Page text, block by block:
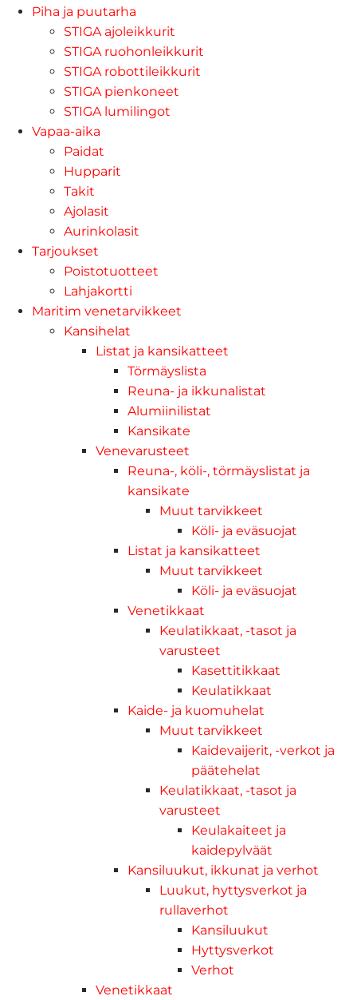
Piha ja puutarha
STIGA ajoleikkurit
STIGA ruohonleikkurit
STIGA robottileikkurit
STIGA pienkoneet
STIGA lumilingot
Vapaa-aika
Paidat
Hupparit
Takit
Ajolasit
Aurinkolasit
Tarjoukset
Poistotuotteet
Lahjakortti
Maritim venetarvikkeet
Kansihelat
Listat ja kansikatteet
Törmäyslista
Reuna- ja ikkunalistat
Alumiinilistat
Kansikate
Venevarusteet
Reuna-, köli-, törmäyslistat ja
kansikate
Muut tarvikkeet
Köli- ja eväsuojat
Listat ja kansikatteet
Muut tarvikkeet
Köli- ja eväsuojat
Venetikkaat
Keulatikkaat, -tasot ja
varusteet
Kasettitikkaat
Keulatikkaat
Kaide- ja kuomuhelat
Muut tarvikkeet
Kaidevaijerit, -verkot ja
päätehelat
Keulatikkaat, -tasot ja
varusteet
Keulakaiteet ja
kaidepylväät
Kansiluukut, ikkunat ja verhot
Luukut, hyttysverkot ja
rullaverhot
Kansiluukut
Hyttysverkot
Verhot
Venetikkaat